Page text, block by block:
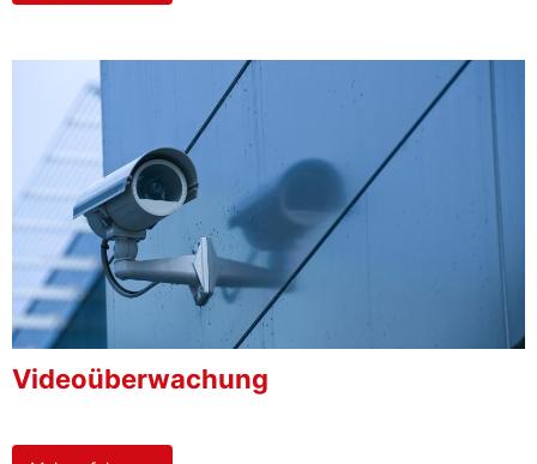
Videoüberwachung